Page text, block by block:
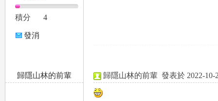
積分 4
發消
歸隱山林的前輩
歸隱山林的前輩 發表於 2022-10-